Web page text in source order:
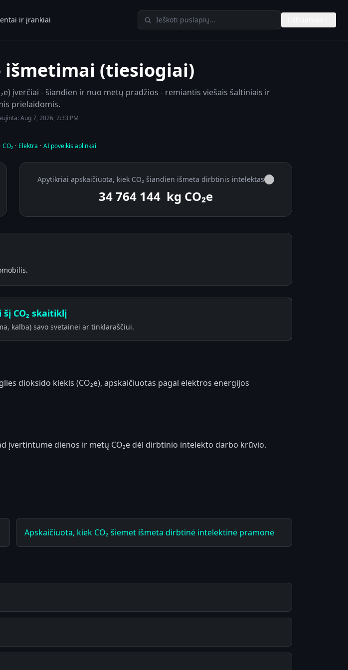
ir įrankiai Ieškoti TheAIMeters
(tiesiogiai)
įverčiai - šiandien ir nuo metų pradžios - remiantis viešais šaltiniais ir
prielaidomis.
Aug 7, 2026, 2:33 PM
· CO₂ · Elektra · AI poveikis aplinkai
Apytikriai apskaičiuota, kiek CO₂ šiandien išmeta dirbtinis intelektas i
34 764 366 kg CO₂e
CO₂ skaitiklį
kalba) savo svetainei ar tinklaraščiui.
dioksido kiekis (CO₂e), apskaičiuotas pagal elektros energijos
įvertintume dienos ir metų CO₂e dėl dirbtinio intelekto darbo krūvio.
Apskaičiuota, kiek CO₂ šiemet išmeta dirbtinė intelektinė pramonė